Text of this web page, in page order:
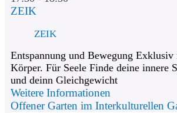
ZEIK
ZEIK
Entspannung und Bewegung
Körper. Für Seele Finde deine innere
und deinn Gleichgewicht
Weitere Informationen
Offener Garten im Interkulturellen